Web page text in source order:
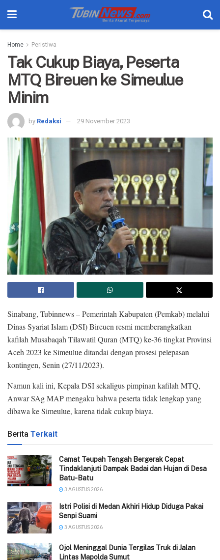
Home Peristiwa
Tak Cukup Biaya, Peserta
MTQ Bireuen ke Simeulue
Minim
by Redaksi 29 November 2023
Sinabang, Tubinnews – Pemerintah Kabupaten (Pemkab) melalui
Dinas Syariat Islam (DSI) Bireuen resmi memberangkatkan
kafilah Musabaqah Tilawatil Quran (MTQ) ke-36 tingkat Provinsi
Aceh 2023 ke Simeulue ditandai dengan prosesi pelepasan
kontingen, Senin (27/11/2023).
Namun kali ini, Kepala DSI sekaligus pimpinan kafilah MTQ,
Anwar SAg MAP mengaku bahwa peserta tidak lengkap yang
dibawa ke Simeulue, karena tidak cukup biaya.
Berita Terkait
Camat Teupah Tengah Bergerak Cepat
Tindaklanjuti Dampak Badai dan Hujan di Desa
Batu-Batu
3 AGUSTUS 2026
‎Istri Polisi di Medan Akhiri Hidup Diduga Pakai
Senpi Suami
3 AGUSTUS 2026
Ojol Meninggal Dunia Tergilas Truk di Jalan
Lintas Mapolda Sumut